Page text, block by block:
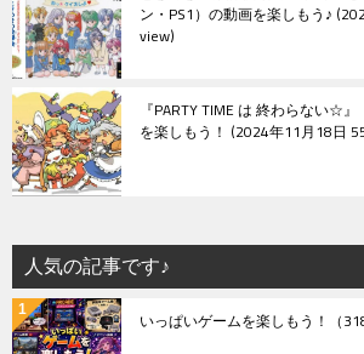
ン・PS1）の動画を楽しもう♪
view
『PARTY TIME は 終わらない☆
を楽しもう！ 2024年11月18日
人気の記事です♪
いっぱいゲームを楽しもう！ （